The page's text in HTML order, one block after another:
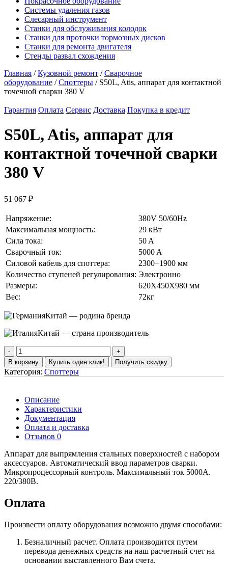
Системы удаления газов
Слесарный инструмент
Станки для обслуживания колодок
Станки для проточки тормозных дисков
Станки для ремонта двигателя
Стенды развал схождения
Главная /Кузовной ремонт /Сварочное
оборудование /Споттеры / S50L, Atis, аппарат для контактной
точечной сварки 380 V
Гарантия Оплата Сервис Доставка Покупка в кредит
S50L, Atis, аппарат для
контактной точечной сварки
380 V
51 067 ₽
Напряжение:
380V 50/60Hz
Максимальная мощность:
29 кВт
Сила тока:
50 A
Сварочный ток:
5000 A
Силовой кабель для споттера:
2300+1900 мм
Количество ступеней регулирования: Электронно
Размеры:
620X450X980 мм
Вес:
72кг
Китай — родина бренда
Китай — страна производитель
В корзину Купить один клик! Получить скидку
Категория: Споттеры
Описание
Характеристики
Документация
Оплата и доставка
Отзывов 0
Аппарат для выпрямления стальных поверхностей с набором
аксессуаров. Автоматический ввод параметров сварки.
Микропроцессорный контроль. Максимальный ток 5000А.
220/380В.
Оплата
Произвести оплату оборудования возможно двумя способами:
Безналичный расчет. Оплата производится путем
перевода денежных средств на наш расчетный счет на
основании выставленного Вам счета.